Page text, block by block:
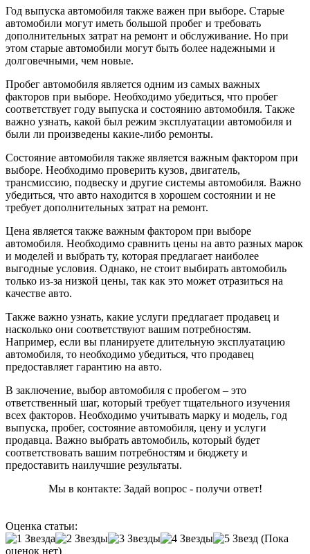
Год выпуска автомобиля также важен при выборе. Старые
автомобили могут иметь большой пробег и требовать
дополнительных затрат на ремонт и обслуживание. Но при
этом старые автомобили могут быть более надежными и
долговечными, чем новые.
Пробег автомобиля является одним из самых важных
факторов при выборе. Необходимо убедиться, что пробег
соответствует году выпуска и состоянию автомобиля. Также
важно узнать, какой был режим эксплуатации автомобиля и
были ли произведены какие-либо ремонты.
Состояние автомобиля также является важным фактором при
выборе. Необходимо проверить кузов, двигатель,
трансмиссию, подвеску и другие системы автомобиля. Важно
убедиться, что авто находится в хорошем состоянии и не
требует дополнительных затрат на ремонт.
Цена является также важным фактором при выборе
автомобиля. Необходимо сравнить цены на авто разных марок
и моделей и выбрать ту, которая предлагает наиболее
выгодные условия. Однако, не стоит выбирать автомобиль
только из-за низкой цены, так как это может отразиться на
качестве авто.
Также важно узнать, какие услуги предлагает продавец и
насколько они соответствуют вашим потребностям.
Например, если вы планируете длительную эксплуатацию
автомобиля, то необходимо убедиться, что продавец
предоставляет гарантию на авто.
В заключение, выбор автомобиля с пробегом – это
ответственный шаг, который требует тщательного изучения
всех факторов. Необходимо учитывать марку и модель, год
выпуска, пробег, состояние автомобиля, цену и услуги
продавца. Важно выбрать автомобиль, который будет
соответствовать вашим потребностям и бюджету и
предоставить наилучшие результаты.
Мы в контакте: Задай вопрос - получи ответ!
Оценка статьи:
(Пока
оценок нет)